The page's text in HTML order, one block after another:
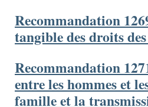
Recommandation
tangible des droits
Recommandation
entre les hommes et
famille et la